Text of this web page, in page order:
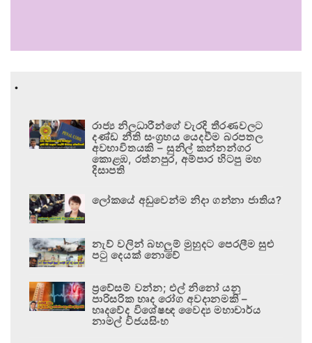
.
රාජ්‍ය නිලධාරීන්ගේ වැරදි තීරණවලට
දණ්ඩ නීති සංග්‍රහය යෙදවීම බරපතල
අවභාවිතයකි – සුනිල් කන්නන්ගර
කොළඹ, රත්නපුර, අම්පාර හිටපු මහ
දිසාපති
ලෝකයේ අඩුවෙන්ම නිදා ගන්නා ජාතිය?
නැව් වලින් බහලුම් මුහුදට පෙරලීම සුළු
පටු දෙයක් නොවේ
ප්‍රවේසම් වන්න; එල් නිනෝ යනු
පාරිසරික හෘද රෝග අවදානමකි –
හෘදවේද විශේෂඥ වෛද්‍ය මහාචාර්ය
නාමල් විජයසිංහ